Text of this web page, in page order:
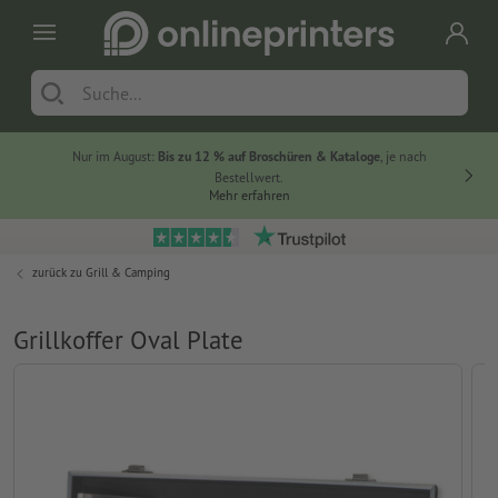
Nur im August: Bis zu 12 % auf Broschüren & Kataloge, je nach
Bestellwert.
Mehr erfahren
zurück zu Grill & Camping
Grillkoffer Oval Plate